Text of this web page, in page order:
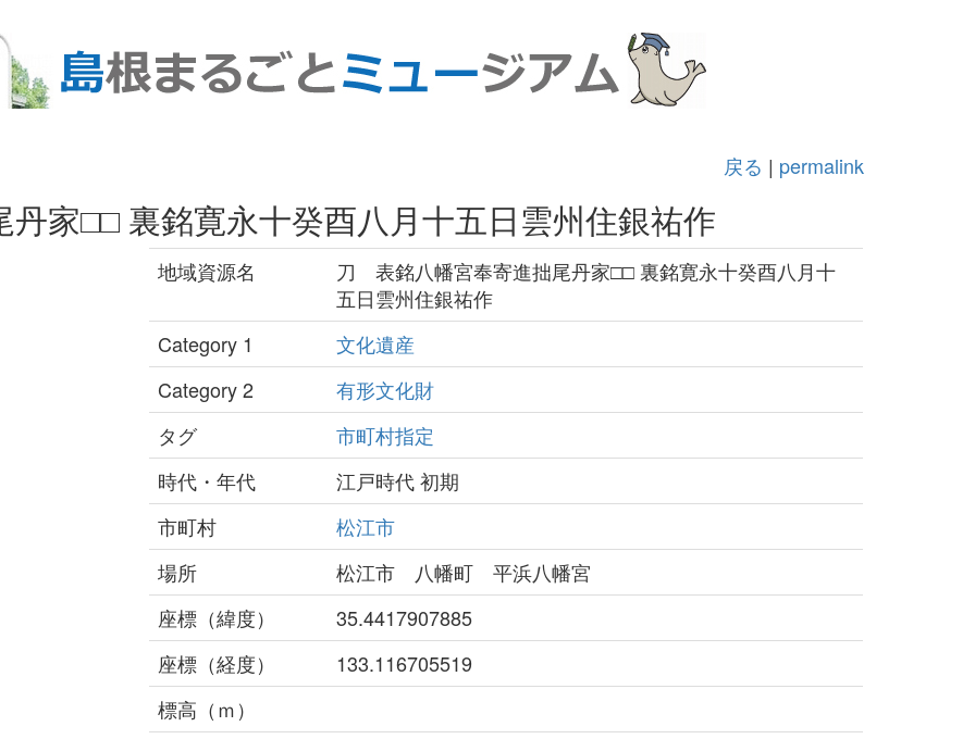
戻る | permalink
家□□ 裏銘寛永十癸酉八月十五日雲州住銀祐作
地域資源名
刀 表銘八幡宮奉寄進拙尾丹家□□ 裏銘寛永十癸酉八月十
五日雲州住銀祐作
Category 1
文化遺産
Category 2
有形文化財
タグ
市町村指定
時代・年代
江戸時代 初期
市町村
松江市
場所
松江市 八幡町 平浜八幡宮
座標（緯度）
35.4417907885
座標（経度）
133.116705519
標高（ｍ）